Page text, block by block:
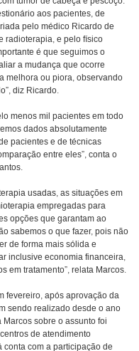
aos pacientes, de
pelo médico Ricardo de
radioterapia, e pelo físico
é que seguimos o
a mudança que ocorre
melhora ou piora, observando
diz Ricardo.
menos mil pacientes em todo
dados absolutamente
pacientes e de técnicas
entre eles”, conta o
usadas, as situações em
empregadas para
opções que garantam ao
sabemos o que fazer, pois não
de forma mais sólida e
inclusive economia financeira,
em tratamento”, relata Marcos.
fevereiro, após aprovação da
sendo realizado desde o ano
sobre o assunto foi
de atendimento
com a participação de